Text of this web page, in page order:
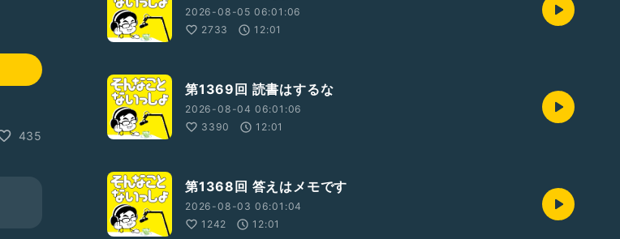
435
2026-08-05 06:01:06
2733
12:01
第1369回 読書はするな
2026-08-04 06:01:06
3390
12:01
第1368回 答えはメモです
2026-08-03 06:01:04
1242
12:01